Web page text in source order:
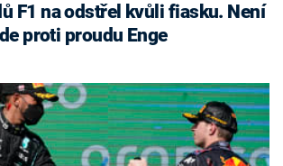
F1 na odstřel kvůli fiasku. Není
proti proudu Enge